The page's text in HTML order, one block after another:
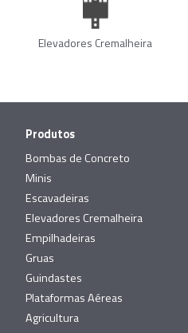
Elevadores Cremalheira
Produtos
Bombas de Concreto
Minis
Escavadeiras
Elevadores Cremalheira
Empilhadeiras
Gruas
Guindastes
Plataformas Aéreas
Agricultura